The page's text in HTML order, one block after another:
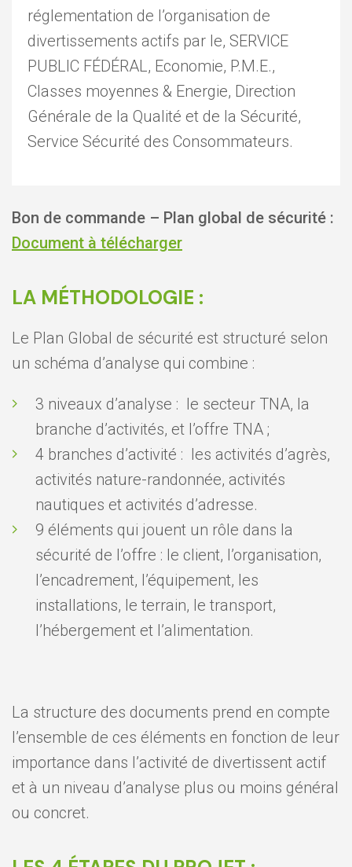
réglementation de l’organisation de
divertissements actifs par le, SERVICE
PUBLIC FÉDÉRAL, Economie, P.M.E.,
Classes moyennes & Energie, Direction
Générale de la Qualité et de la Sécurité,
Service Sécurité des Consommateurs.
Bon de commande – Plan global de sécurité :
Document à télécharger
LA MÉTHODOLOGIE :
Le Plan Global de sécurité est structuré selon
un schéma d’analyse qui combine :
3 niveaux d’analyse : le secteur TNA, la
branche d’activités, et l’offre TNA ;
4 branches d’activité : les activités d’agrès,
activités nature-randonnée, activités
nautiques et activités d’adresse.
9 éléments qui jouent un rôle dans la
sécurité de l’offre : le client, l’organisation,
l’encadrement, l’équipement, les
installations, le terrain, le transport,
l’hébergement et l’alimentation.
La structure des documents prend en compte
l’ensemble de ces éléments en fonction de leur
importance dans l’activité de divertissent actif
et à un niveau d’analyse plus ou moins général
ou concret.